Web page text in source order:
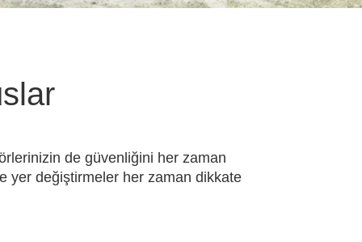
de güvenliğini her zaman
yer değiştirmeler her zaman dikkate